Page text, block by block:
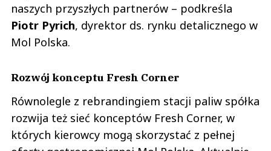
naszych przyszłych partnerów – podkreśla
Piotr Pyrich, dyrektor ds. rynku detalicznego w
Mol Polska.
Rozwój konceptu Fresh Corner
Równolegle z rebrandingiem stacji paliw spółka
rozwija też sieć konceptów Fresh Corner, w
których kierowcy mogą skorzystać z pełnej